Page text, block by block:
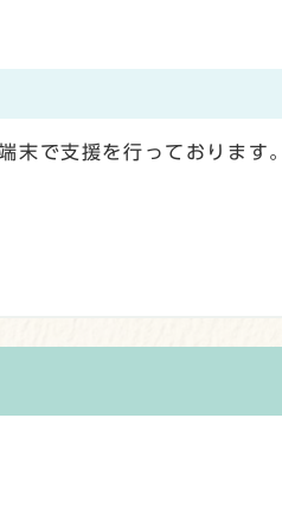
で支援を行っております。